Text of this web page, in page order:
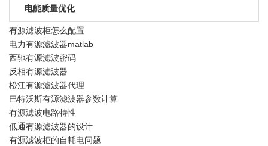
电能质量优化
有源滤波柜怎么配置
电力有源滤波器matlab
西驰有源滤波密码
反相有源滤波器
松江有源滤波器代理
巴特沃斯有源滤波器参数计算
有源滤波电路特性
低通有源滤波器的设计
有源滤波柜的自耗电问题